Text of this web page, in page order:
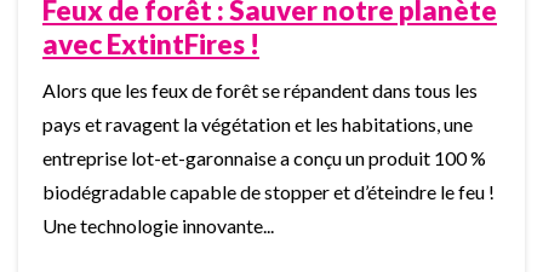
Feux de forêt : Sauver notre planète
avec ExtintFires !
Alors que les feux de forêt se répandent dans tous les
pays et ravagent la végétation et les habitations, une
entreprise lot-et-garonnaise a conçu un produit 100 %
biodégradable capable de stopper et d’éteindre le feu !
Une technologie innovante...